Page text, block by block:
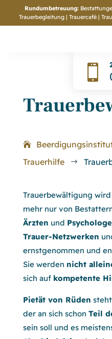
Rundumbetreuung:
Trauerbegleitung | Trauercafé |

Trauerhilfe $
Trauerbewältigung
mehr nur von
Ärzten und
Trauer-Netzwerken
ernstgenommen und
Sie werden nicht
sich auf kompetente
Pietät von Rüden
der an sich schon Teil
sein soll und es